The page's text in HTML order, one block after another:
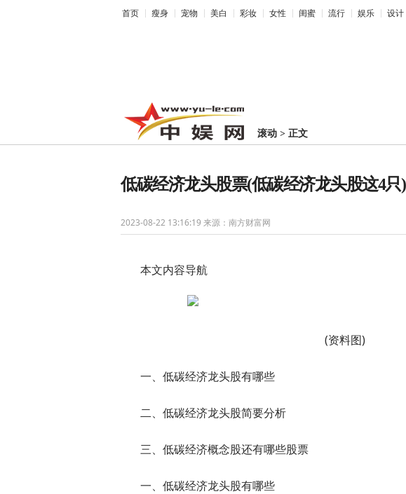
首页 瘦身 宠物 美白 彩妆 女性 闺蜜 流行 娱乐 设计
滚动 > 正文
低碳经济龙头股票(低碳经济龙头股这4只)
2023-08-22 13:16:19 来源：南方财富网
本文内容导航
(资料图)
一、低碳经济龙头股有哪些
二、低碳经济龙头股简要分析
三、低碳经济概念股还有哪些股票
一、低碳经济龙头股有哪些